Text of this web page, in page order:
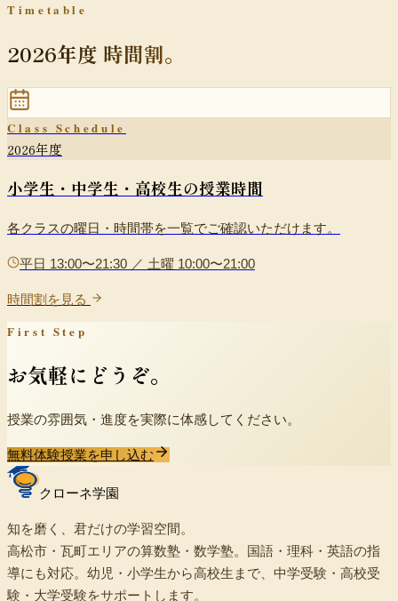
Timetable
2026年度 時間割。
Class Schedule
2026年度
小学生・中学生・高校生の授業時間
各クラスの曜日・時間帯を一覧でご確認いただけます。
平日 13:00〜21:30 ／ 土曜 10:00〜21:00
時間割を見る
First Step
お気軽にどうぞ。
授業の雰囲気・進度を実際に体感してください。
無料体験授業を申し込む
クローネ学園
知を磨く、君だけの学習空間。
高松市・瓦町エリアの算数塾・数学塾。国語・理科・英語の指
導にも対応。幼児・小学生から高校生まで、中学受験・高校受
験・大学受験をサポートします。